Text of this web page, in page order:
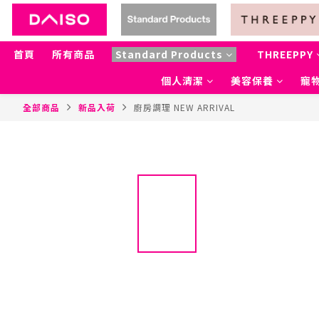
首頁 所有商品 Standard Products
THREEPPY
個人清潔
美容保養 寵
全部商品 新品入荷 廚房調理 NEW ARRIVAL